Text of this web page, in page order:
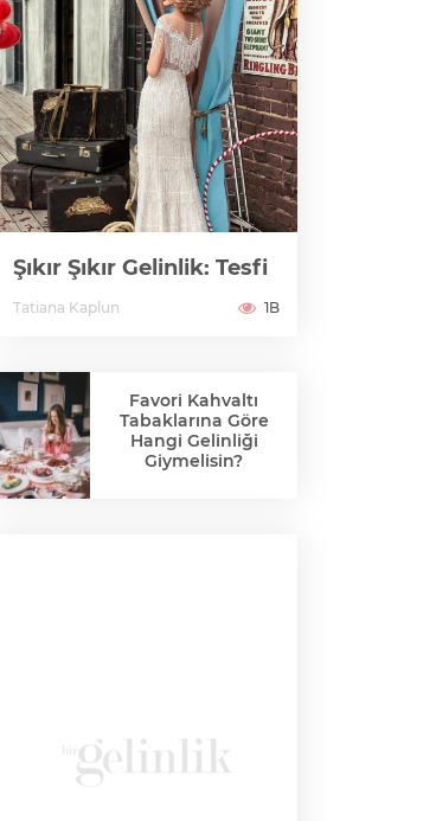
Şıkır Şıkır Gelinlik: Tesfi
Tatiana Kaplun 1B
Favori Kahvaltı
Tabaklarına Göre
Hangi Gelinliği
Giymelisin?